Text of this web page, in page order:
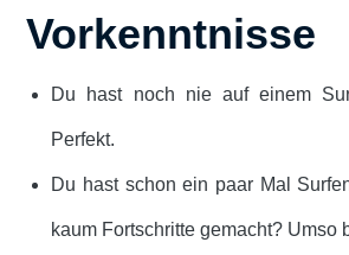
Vorkenntnisse
Du hast noch nie auf einem
Perfekt.
Du hast schon ein paar Mal
kaum Fortschritte gemacht? Umso